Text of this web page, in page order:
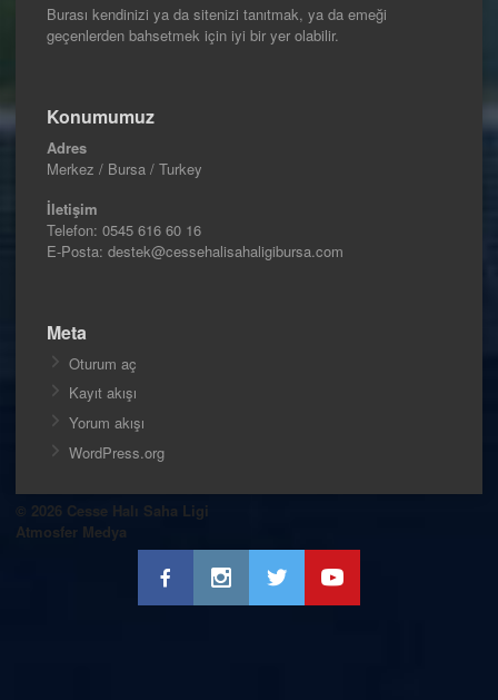
Burası kendinizi ya da sitenizi tanıtmak, ya da emeği
geçenlerden bahsetmek için iyi bir yer olabilir.
Konumumuz
Adres
Merkez / Bursa / Turkey
İletişim
Telefon: 0545 616 60 16
E-Posta: destek@cessehalisahaligibursa.com
Meta
Oturum aç
Kayıt akışı
Yorum akışı
WordPress.org
© 2026 Cesse Halı Saha Ligi
Atmosfer Medya